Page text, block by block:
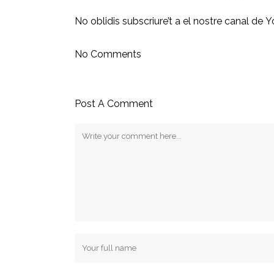
No oblidis subscriure’t a el nostre canal de
No Comments
Post A Comment